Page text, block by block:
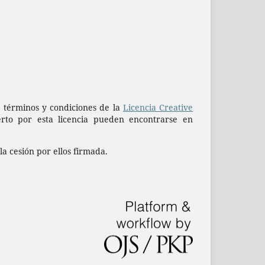
y condiciones de la Licencia Creative
por esta licencia pueden encontrarse en
cesión por ellos firmada.